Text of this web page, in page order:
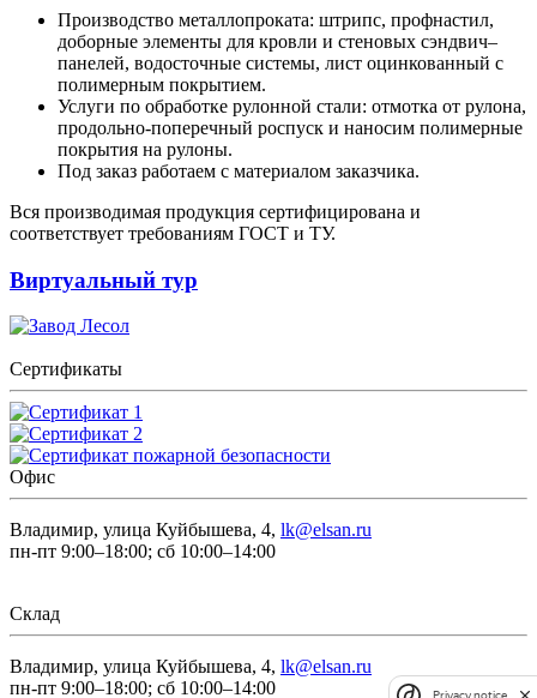
Производство металлопроката: штрипс, профнастил,
доборные элементы для кровли и стеновых сэндвич–
панелей, водосточные системы, лист оцинкованный с
полимерным покрытием.
Услуги по обработке рулонной стали: отмотка от рулона,
продольно-поперечный роспуск и наносим полимерные
покрытия на рулоны.
Под заказ работаем с материалом заказчика.
Вся производимая продукция сертифицирована и
соответствует требованиям ГОСТ и ТУ.
Виртуальный тур
Сертификаты
Офис
Владимир, улица Куйбышева, 4, lk@elsan.ru
пн-пт 9:00–18:00; сб 10:00–14:00
Склад
Владимир, улица Куйбышева, 4, lk@elsan.ru
пн-пт 9:00–18:00; сб 10:00–14:00
Privacy notice